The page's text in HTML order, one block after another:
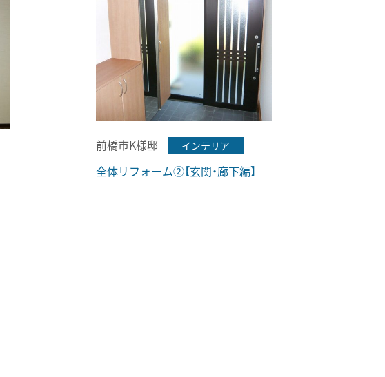
前橋市K様邸 インテリア
全体リフォーム②【玄関・廊下編】